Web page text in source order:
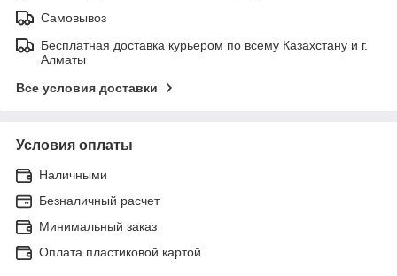
Самовывоз
Бесплатная доставка курьером по всему Казахстану и г.
Алматы
Все условия доставки
Условия оплаты
Наличными
Безналичный расчет
Минимальный заказ
Оплата пластиковой картой